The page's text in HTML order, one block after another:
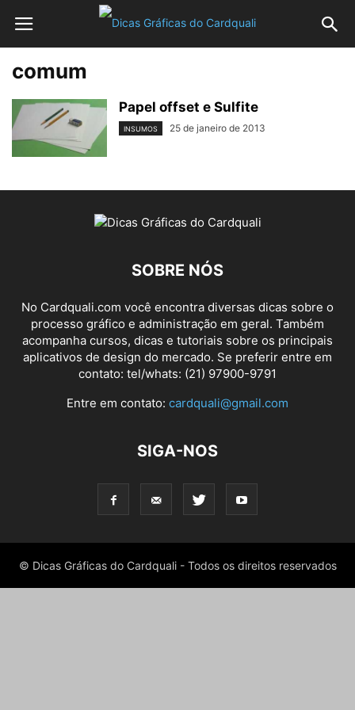
comum
Papel offset e Sulfite
INSUMOS 25 de janeiro de 2013
SOBRE NÓS
No Cardquali.com você encontra diversas dicas sobre o
processo gráfico e administração em geral. Também
acompanha cursos, dicas e tutoriais sobre os principais
aplicativos de design do mercado. Se preferir entre em
contato: tel/whats: (21) 97900-9791
Entre em contato: cardquali@gmail.com
SIGA-NOS
© Dicas Gráficas do Cardquali - Todos os direitos reservados